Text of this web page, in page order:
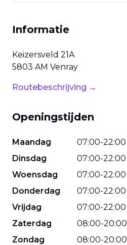
Informatie
Keizersveld 21A
5803 AM Venray
Routebeschrijving →
Openingstijden
Maandag 07:00-22:00
Dinsdag
07:00-22:00
Woensdag
07:00-22:00
Donderdag
07:00-22:00
Vrijdag
07:00-22:00
Zaterdag
08:00-20:00
Zondag
08:00-20:00